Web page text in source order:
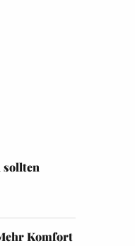
Komfort